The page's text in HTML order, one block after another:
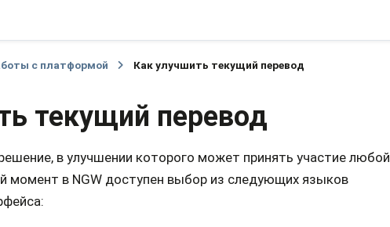
с платформой Как улучшить текущий перевод
текущий перевод
в улучшении которого может принять участие любой
момент в NGW доступен выбор из следующих языков